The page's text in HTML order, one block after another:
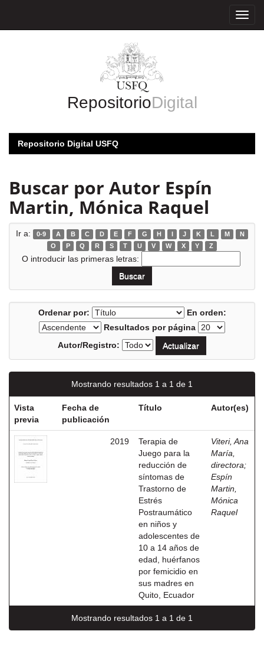
RepositorioDigital
Repositorio Digital USFQ
Buscar por Autor Espín
Martin, Mónica Raquel
Ir a: 0-9 A B C D E F G H I J K L M
N
O
P Q R S T U V W X Y Z
O introducir las primeras letras:
Ordenar por:
En orden:
Resultados por página
Autor/Registro:
Mostrando resultados 1 a 1 de 1
Vista
previa
Fecha de
publicación
Título Autor(es)
2019
Terapia de
Juego para la
reducción de
síntomas de
Trastorno de
Estrés
Postraumático
en niños y
adolescentes de
10 a 14 años de
edad, huérfanos
por femicidio en
sus madres en
Quito, Ecuador
Viteri, Ana
María,
directora;
Espín
Martin,
Mónica
Raquel
Mostrando resultados 1 a 1 de 1